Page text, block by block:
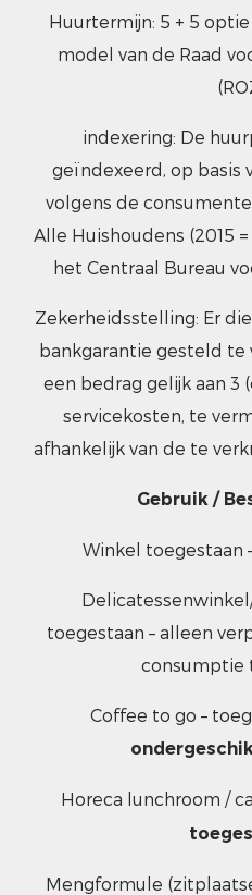
Huurtermijn: 5 + 5
model van de Raad
indexering: De
geïndexeerd, op basis
volgens de
Alle Huishoudens (2015
het Centraal Bureau
Zekerheidsstelling: Er
bankgarantie gesteld
een bedrag gelijk aan 3
servicekosten, te
afhankelijk van de te
Gebruik /
Winkel toegestaan
toegestaan – alleen
consumptie
Coffee to go –
Horeca lunchroom /
Mengformule